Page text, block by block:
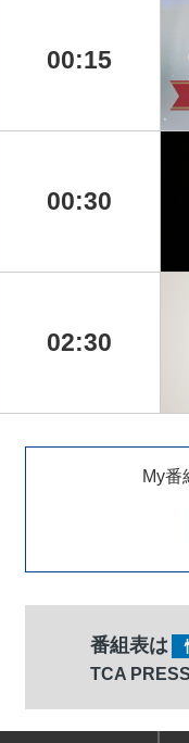
00:15
00:30
02:30
My番
番組表は
TCA